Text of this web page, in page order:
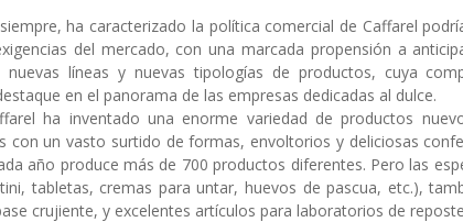
ha caracterizado la política comercial de Caffarel
del mercado, con una marcada propensión a
nuevas líneas y nuevas tipologías de productos, cuya
en el panorama de las empresas dedicadas al dulce.
ha inventado una enorme variedad de productos
con un vasto surtido de formas, envoltorios y deliciosas
año produce más de 700 productos diferentes. Pero las
tabletas, cremas para untar, huevos de pascua, etc.),
crujiente, y excelentes artículos para laboratorios de